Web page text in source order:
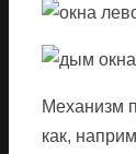
Механизм
как,